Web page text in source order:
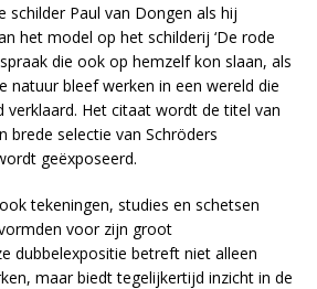
schilder Paul van Dongen als hij
het model op het schilderij ‘De rode
die ook op hemzelf kon slaan, als
natuur bleef werken in een wereld die
Het citaat wordt de titel van
brede selectie van Schröders
geëxposeerd.
tekeningen, studies en schetsen
voor zijn groot
dubbelexpositie betreft niet alleen
maar biedt tegelijkertijd inzicht in de